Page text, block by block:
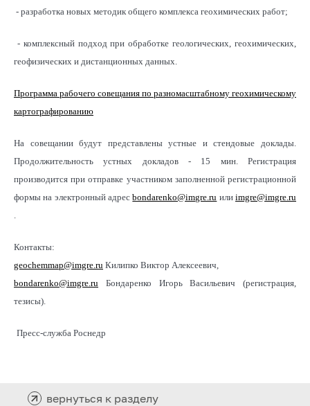
- разработка новых методик общего комплекса геохимических работ;
- комплексный подход при обработке геологических, геохимических,
геофизических и дистанционных данных.
Программа рабочего совещания по разномасштабному геохимическому
картографированию
На совещании будут представлены устные и стендовые доклады.
Продолжительность устных докладов - 15 мин. Регистрация
производится при отправке участником заполненной регистрационной
формы на электронный адресbondarenko@imgre.ru илиimgre@imgre.ru
Контакты:
geochemmap@imgre.ru Килипко Виктор Алексеевич,
bondarenko@imgre.ru Бондаренко Игорь Васильевич (регистрация,
тезисы).
Пресс-служба Роснедр
вернуться к разделу